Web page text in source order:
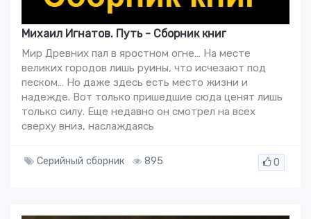
Михаил Игнатов. Путь - Сборник книг
Мир Древних пал в яростном огне… На месте
великих городов лишь руины, что исчезают под
песком… Но даже здесь есть место жизни и
надежде. Вот только пришедшие сюда ценят лишь
только силу. Еще недавно он смотрел на всех
сверху вниз, наслаждаясь
Серийный сборник 895 0